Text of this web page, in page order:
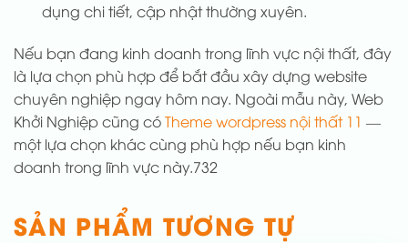
dụng chi tiết, cập nhật thường xuyên.
Nếu bạn đang kinh doanh trong lĩnh vực nội thất, đây
là lựa chọn phù hợp để bắt đầu xây dựng website
chuyên nghiệp ngay hôm nay. Ngoài mẫu này, Web
Khởi Nghiệp cũng cóTheme wordpress nội thất 11 —
một lựa chọn khác cùng phù hợp nếu bạn kinh
doanh trong lĩnh vực này.732
SẢN PHẨM TƯƠNG TỰ